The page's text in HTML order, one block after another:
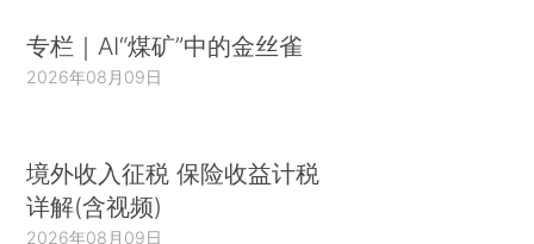
专栏｜AI“煤矿”中的金丝雀
2026年08月09日
境外收入征税 保险收益计税
详解(含视频)
2026年08月09日